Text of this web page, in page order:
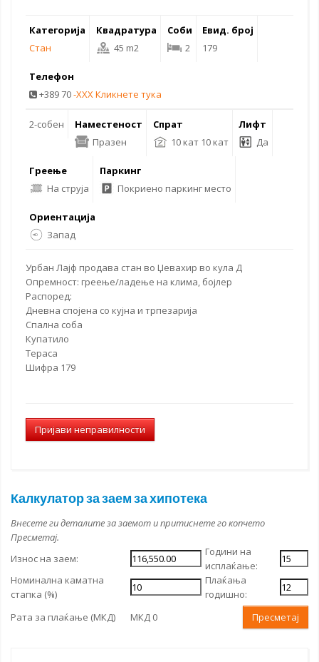
Категорија
Стан
Квадратура
45 m2
Соби
2
Евид. број
179
Телефон
+389 70-XXX Кликнете тука
2-собен
Наместеност
Празен
Спрат
10 кат 10 кат
Лифт
Да
Греење
На струја
Паркинг
Покриено паркинг место
Ориентација
Запад
Урбан Лајф продава стан во Џевахир во кула Д
Опремност: греење/ладење на клима, бојлер
Распоред:
Дневна спојена со кујна и трпезарија
Спална соба
Купатило
Тераса
Шифра 179
Пријави неправилности
Калкулатор за заем за хипотека
Внесете ги деталите за заемот и притиснете го копчето
Пресметај.
Износ на заем:
Години на
исплаќање:
Номинална каматна
стапка (%)
Плаќања
годишно:
Рата за плаќање (МКД)
МКД 0 Пресметај